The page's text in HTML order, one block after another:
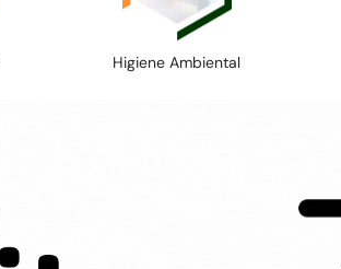
Higiene Ambiental